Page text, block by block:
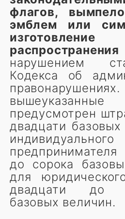
флагов,
эмблем или
распространения
нарушением
Кодекса об
предусмотрен
двадцати
индивидуального
до сорока
для
двадцати до
базовых величин.